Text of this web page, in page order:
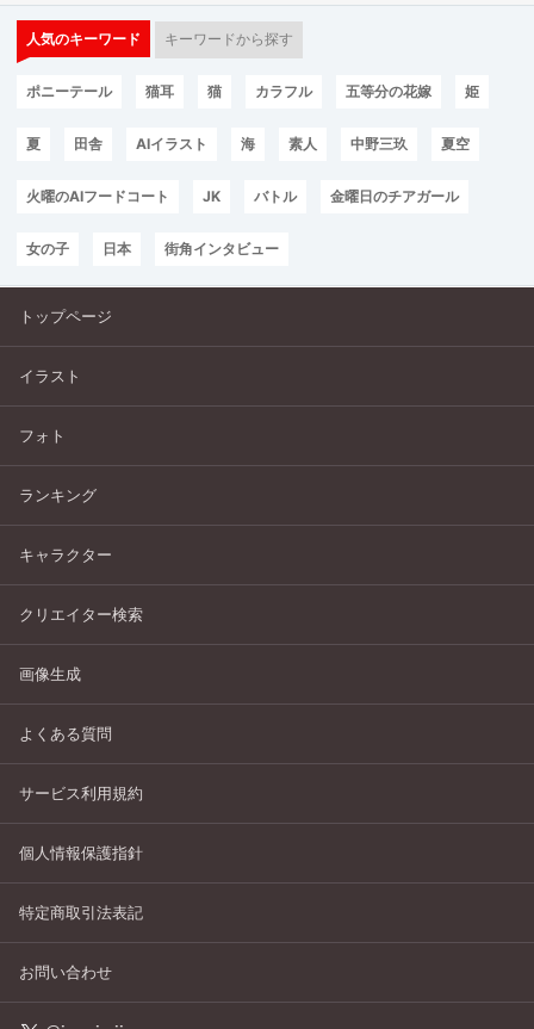
人気のキーワード キーワードから探す
ポニーテール 猫耳 猫 カラフル 五等分の花嫁 姫
夏 田舎 AIイラスト 海 素人 中野三玖 夏空
火曜のAIフードコート JK バトル 金曜日のチアガール
女の子 日本 街角インタビュー
トップページ
イラスト
フォト
ランキング
キャラクター
クリエイター検索
画像生成
よくある質問
サービス利用規約
個人情報保護指針
特定商取引法表記
お問い合わせ